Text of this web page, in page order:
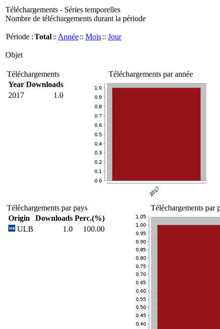
Téléchargements - Séries temporelles
Nombre de téléchargements durant la période
Période :Total:: Année:: Mois:: Jour
Objet
Téléchargements
Year Downloads
2017
1.0
Téléchargements par année
Téléchargements par pays
Origin
Downloads Perc.(%)
ULB
1.0 100.00
Téléchargements par